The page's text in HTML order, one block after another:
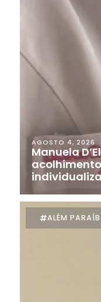
AGOSTO 4, 2026
Manuela
ALÉM